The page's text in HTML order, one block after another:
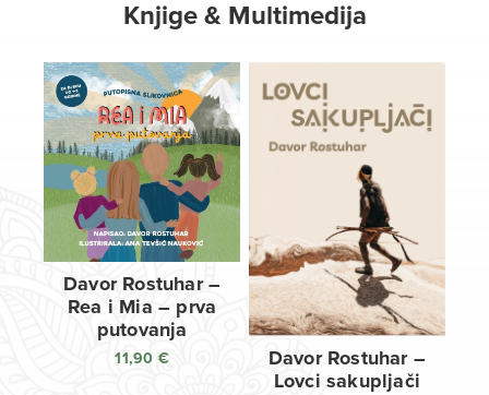
Knjige & Multimedija
Davor Rostuhar –
Rea i Mia – prva
putovanja
11,90 €
Davor Rostuhar –
Lovci sakupljači